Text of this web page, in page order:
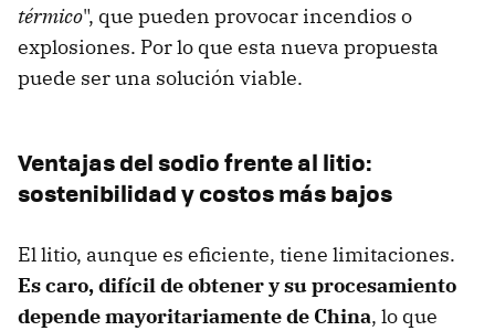
térmico", que pueden provocar incendios o
explosiones. Por lo que esta nueva propuesta
puede ser una solución viable.
Ventajas del sodio frente al litio:
sostenibilidad y costos más bajos
El litio, aunque es eficiente, tiene limitaciones.
Es caro, difícil de obtener y su procesamiento
depende mayoritariamente de China, lo que